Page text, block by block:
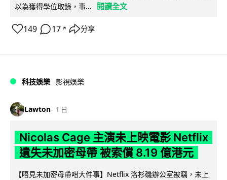
以為獲得學位取錄，事...
閱讀全文
149 17 ↗ 分享
科技娛樂 影視娛樂
Lawton 1 日
Nicolas Cage 主演未上映電影 Netflix
遺失未加密母帶 被索償 8.19 億港元
【唔見未加密母帶咁大件事】Netflix 洛杉磯辦公室被竊，未上